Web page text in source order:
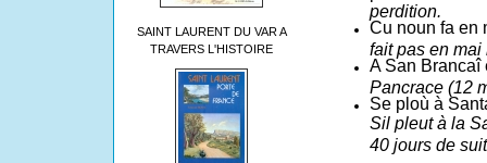
SAINT LAURENT DU VAR A
TRAVERS L'HISTOIRE
perdition.
Cu noun fa en
fait pas en mai
A San Brancaî
Pancrace (12
Se ploù à
Sil pleut à la
40 jours de